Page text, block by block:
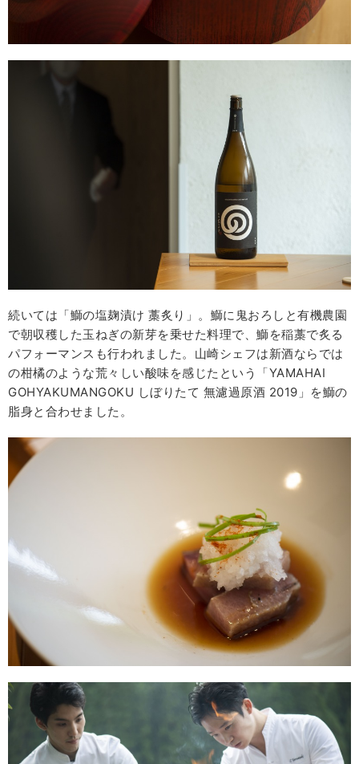
続いては「鰤の塩麹漬け 藁炙り」。鰤に鬼おろしと有機農園
で朝収穫した玉ねぎの新芽を乗せた料理で、鰤を稲藁で炙る
パフォーマンスも行われました。山崎シェフは新酒ならでは
の柑橘のような荒々しい酸味を感じたという「YAMAHAI
GOHYAKUMANGOKU しぼりたて 無濾過原酒 2019」を鰤の
脂身と合わせました。